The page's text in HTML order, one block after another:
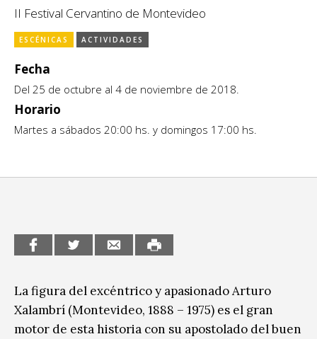
CCE en el interior/libros
Espacio itinerante de lectura infantil
Exposiciones
Formación
Género y Diversidad
Infantil y Juvenil
Sin categoría
II Festival Cervantino de Montevideo
ESCÉNICAS ACTIVIDADES
Fecha
Del 25 de octubre al 4 de noviembre de 2018.
Horario
Martes a sábados 20:00 hs. y domingos 17:00 hs.
La figura del excéntrico y apasionado Arturo
Xalambrí (Montevideo, 1888 – 1975) es el gran
motor de esta historia con su apostolado del buen